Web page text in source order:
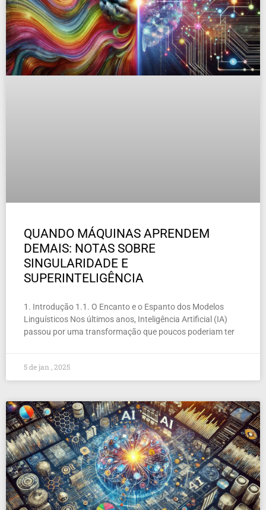
QUANDO MÁQUINAS APRENDEM
DEMAIS: NOTAS SOBRE
SINGULARIDADE E
SUPERINTELIGÊNCIA
1. Introdução 1.1. O Encanto e o Espanto dos Modelos
Linguísticos Nos últimos anos, Inteligência Artificial (IA)
passou por uma transformação que poucos poderiam ter
5 de jan , 2025